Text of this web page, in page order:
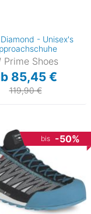
- Unisex's
Prime Shoes
85,45 €
119,90 €
bis -50%